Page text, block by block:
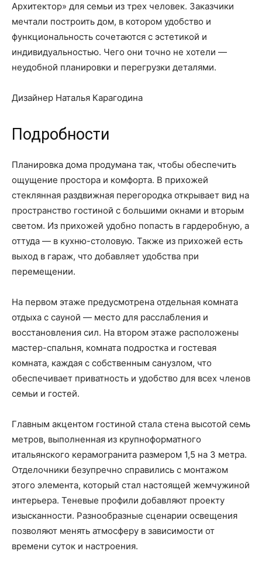
Архитектор» для семьи из трех человек. Заказчики
мечтали построить дом, в котором удобство и
функциональность сочетаются с эстетикой и
индивидуальностью. Чего они точно не хотели —
неудобной планировки и перегрузки деталями.
Дизайнер Наталья Карагодина
Подробности
Планировка дома продумана так, чтобы обеспечить
ощущение простора и комфорта. В прихожей
стеклянная раздвижная перегородка открывает вид на
пространство гостиной с большими окнами и вторым
светом. Из прихожей удобно попасть в гардеробную, а
оттуда — в кухню-столовую. Также из прихожей есть
выход в гараж, что добавляет удобства при
перемещении.
На первом этаже предусмотрена отдельная комната
отдыха с сауной — место для расслабления и
восстановления сил. На втором этаже расположены
мастер-спальня, комната подростка и гостевая
комната, каждая с собственным санузлом, что
обеспечивает приватность и удобство для всех членов
семьи и гостей.
Главным акцентом гостиной стала стена высотой семь
метров, выполненная из крупноформатного
итальянского керамогранита размером 1,5 на 3 метра.
Отделочники безупречно справились с монтажом
этого элемента, который стал настоящей жемчужиной
интерьера. Теневые профили добавляют проекту
изысканности. Разнообразные сценарии освещения
позволяют менять атмосферу в зависимости от
времени суток и настроения.